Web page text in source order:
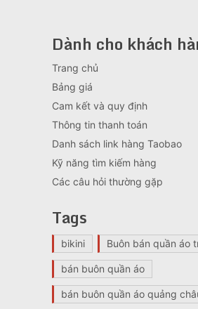
Dành cho khách
Trang chủ
Bảng giá
Cam kết và quy định
Thông tin thanh toán
Danh sách link hàng Taobao
Kỹ năng tìm kiếm hàng
Các câu hỏi thường gặp
Tags
bikini Buôn bán quần áo
bán buôn quần áo
bán buôn quần áo quảng